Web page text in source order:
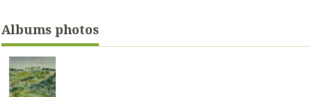
Albums photos